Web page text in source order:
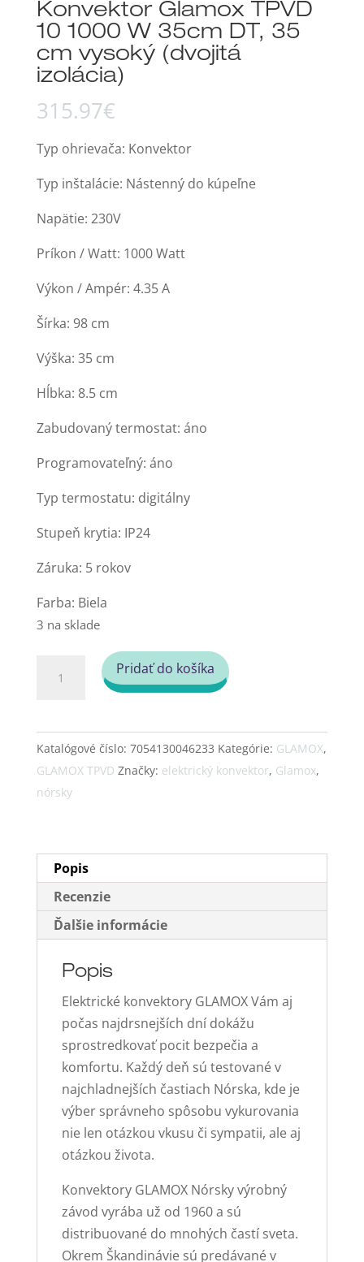
Konvektor Glamox TPVD
10 1000 W 35cm DT, 35
cm vysoký (dvojitá
izolácia)
315.97€
Typ ohrievača: Konvektor
Typ inštalácie: Nástenný do kúpeľne
Napätie: 230V
Príkon / Watt: 1000 Watt
Výkon / Ampér: 4.35 A
Šírka: 98 cm
Výška: 35 cm
Hĺbka: 8.5 cm
Zabudovaný termostat: áno
Programovateľný: áno
Typ termostatu: digitálny
Stupeň krytia: IP24
Záruka: 5 rokov
Farba: Biela
3 na sklade
Konvektor
TPVD
10
1000
W
cm
vysoký
(dvojitá
Pridať do košíka
Katalógové číslo: 7054130046233 Kategórie: GLAMOX,
GLAMOX TPVD Značky: elektrický konvektor, Glamox,
nórsky
Popis
Recenzie
Ďalšie informácie
Popis
Elektrické konvektory GLAMOX Vám aj
počas najdrsnejších dní dokážu
sprostredkovať pocit bezpečia a
komfortu. Každý deň sú testované v
najchladnejších častiach Nórska, kde je
výber správneho spôsobu vykurovania
nie len otázkou vkusu či sympatii, ale aj
otázkou života.
Konvektory GLAMOX Nórsky výrobný
závod vyrába už od 1960 a sú
distribuované do mnohých častí sveta.
Okrem Škandinávie sú predávané v